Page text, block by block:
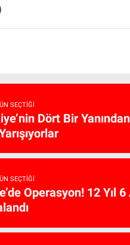
SEÇTIĞI
Dört Bir
SEÇTIĞI
Operasyon! 12 Yıl